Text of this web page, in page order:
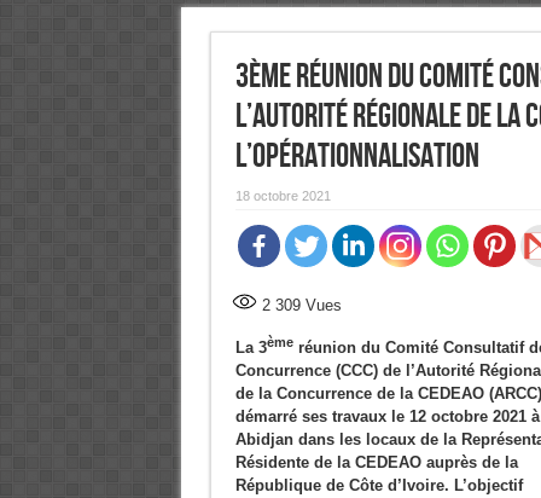
3ème réunion du Comité
l’Autorité Régionale de la
l’opérationnalisation
18 octobre 2021
2 309Vues
La 3èmeréunion du Comité Consultatif
Concurrence (CCC) de l’Autorité
de la Concurrence de la CEDEAO
démarré ses travaux le 12 octobre 2021 à
Abidjan dans les locaux de la
Résidente de la CEDEAO auprès de la
République de Côte d’Ivoire. L’objectif